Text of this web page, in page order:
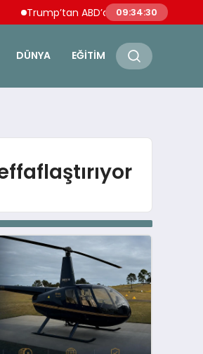
ABD’de doğumla vatandaşlık
09:34:31
DÜNYA EĞITIM